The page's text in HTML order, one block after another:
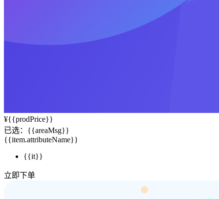
¥{{prodPrice}}
已选： {{areaMsg}}
{{item.attributeName}}
{{it}}
立即下单